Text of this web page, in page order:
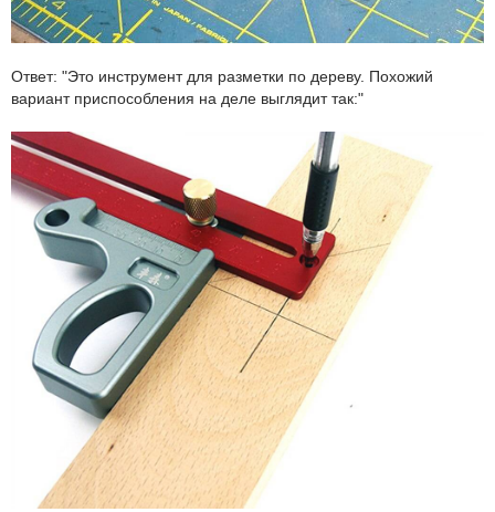
Ответ: "Это инструмент для разметки по дереву. Похожий
вариант приспособления на деле выглядит так:"